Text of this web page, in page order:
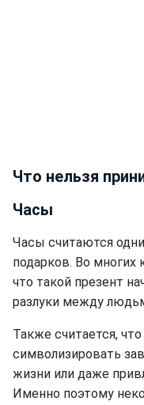
Что нельзя
Часы
Часы считаются
подарков. Во многих
что такой презент
разлуки между
Также считается,
символизировать
жизни или даже
Именно поэтому